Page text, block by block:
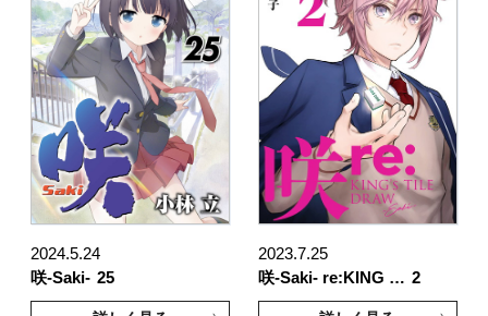
2024.5.24
咲-Saki- 25
2023.7.25
咲-Saki- re:KING … 2